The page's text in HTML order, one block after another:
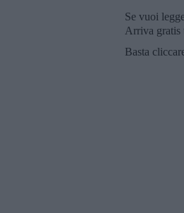
Se vuoi
Arriva gratis
Basta